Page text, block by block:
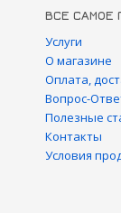
ВСЕ САМОЕ
Услуги
О магазине
Оплата,
Вопрос-
Полезные
Контакты
Условия